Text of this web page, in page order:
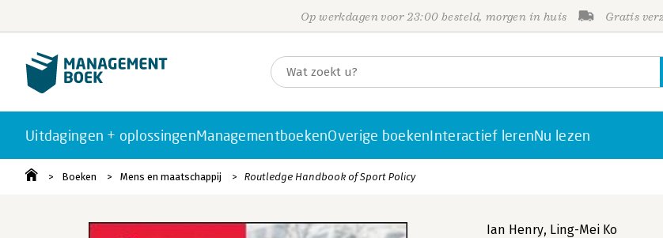
Op werkdagen voor 23:00 besteld, morgen in huis Gratis
Uitdagingen + oplossingenManagementboekenOverige boekenInteractief lerenNu lezen
Boeken Mens en maatschappij Routledge Handbook of Sport Policy
Ian Henry, Ling-Mei Ko